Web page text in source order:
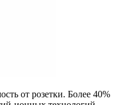
от розетки. Более 40%